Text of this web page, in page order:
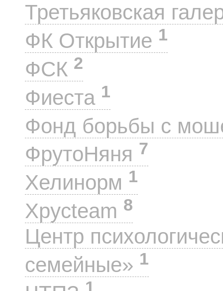
Третьяковская
ФК Открытие 1
ФСК 2
Фиеста 1
Фонд борьбы с
ФрутоНяня 7
Хелинорм 1
Хрусteam 8
Центр
семейные» 1
1